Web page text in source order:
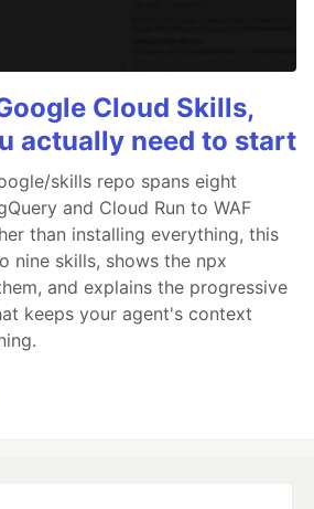
Cloud Skills,
actually need to start
skills repo spans eight
and Cloud Run to WAF
than installing everything, this
nine skills, shows the npx
and explains the progressive
keeps your agent's context